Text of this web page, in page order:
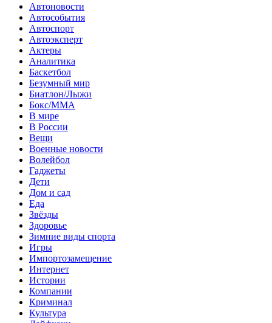
Автоновости
Автособытия
Автоспорт
Автоэксперт
Актеры
Аналитика
Баскетбол
Безумный мир
Биатлон/Лыжи
Бокс/MMA
В мире
В России
Вещи
Военные новости
Волейбол
Гаджеты
Дети
Дом и сад
Еда
Звёзды
Здоровье
Зимние виды спорта
Игры
Импортозамещение
Интернет
Истории
Компании
Криминал
Культура